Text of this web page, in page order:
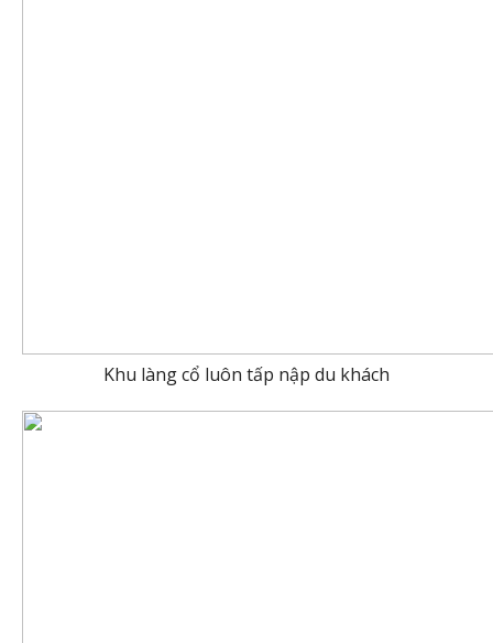
Khu làng cổ luôn tấp nập du khách